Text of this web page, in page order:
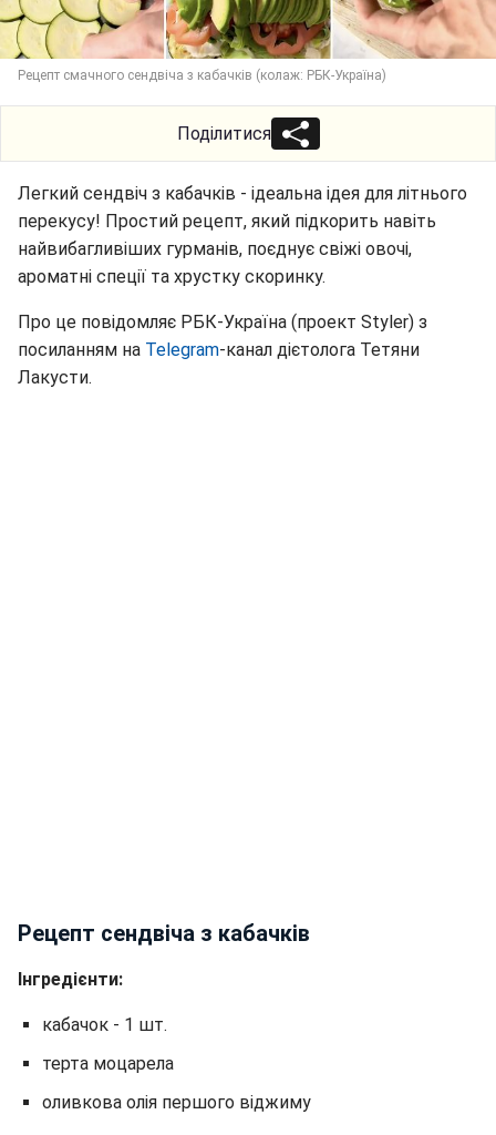
Рецепт смачного сендвіча з кабачків (колаж: РБК-Україна)
Поділитися
Легкий сендвіч з кабачків - ідеальна ідея для літнього
перекусу! Простий рецепт, який підкорить навіть
найвибагливіших гурманів, поєднує свіжі овочі,
ароматні спеції та хрустку скоринку.
Про це повідомляє РБК-Україна (проект Styler) з
посиланням на Telegram-канал дієтолога Тетяни
Лакусти.
Рецепт сендвіча з кабачків
Інгредієнти:
кабачок - 1 шт.
терта моцарела
оливкова олія першого віджиму